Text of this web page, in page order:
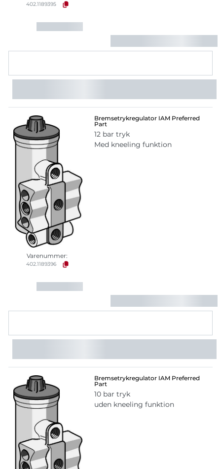
402.1189395
Varenummer:
402.1189396
Bremsetrykregulator IAM Preferred
Part
12 bar tryk
Med kneeling funktion
Bremsetrykregulator IAM Preferred
Part
10 bar tryk
uden kneeling funktion